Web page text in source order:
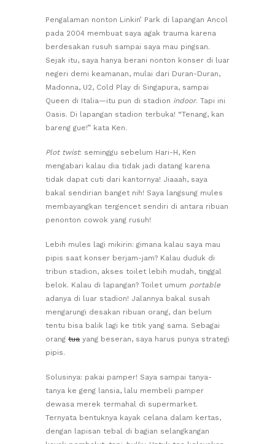
Pengalaman nonton Linkin’ Park di lapangan Ancol
pada 2004 membuat saya agak trauma karena
berdesakan rusuh sampai saya mau pingsan.
Sejak itu, saya hanya berani nonton konser di luar
negeri demi keamanan, mulai dari Duran-Duran,
Madonna, U2, Cold Play di Singapura, sampai
Queen di Italia—itu pun di stadion indoor. Tapi ini
Oasis. Di lapangan stadion terbuka! “Tenang, kan
bareng gue!” kata Ken.
Plot twist: seminggu sebelum Hari-H, Ken
mengabari kalau dia tidak jadi datang karena
tidak dapat cuti dari kantornya! Jiaaah, saya
bakal sendirian banget nih! Saya langsung mules
membayangkan tergencet sendiri di antara ribuan
penonton cowok yang rusuh!
Lebih mules lagi mikirin: gimana kalau saya mau
pipis saat konser berjam-jam? Kalau duduk di
tribun stadion, akses toilet lebih mudah, tinggal
belok. Kalau di lapangan? Toilet umum portable
adanya di luar stadion! Jalannya bakal susah
mengarungi desakan ribuan orang, dan belum
tentu bisa balik lagi ke titik yang sama. Sebagai
orang tua yang beseran, saya harus punya strategi
pipis.
Solusinya: pakai pamper! Saya sampai tanya-
tanya ke geng lansia, lalu membeli pamper
dewasa merek termahal di supermarket.
Ternyata bentuknya kayak celana dalam kertas,
dengan lapisan tebal di bagian selangkangan